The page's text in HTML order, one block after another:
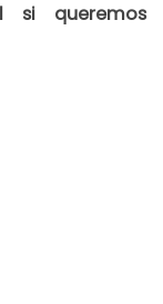
si queremos